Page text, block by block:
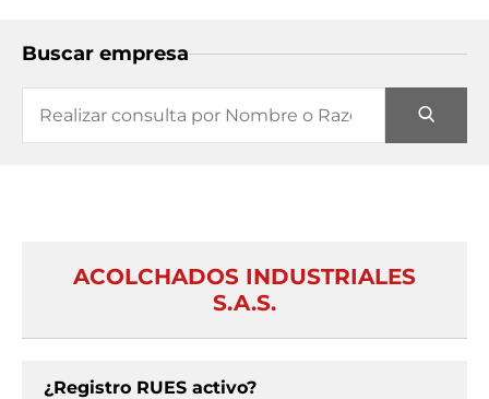
Buscar empresa
ACOLCHADOS INDUSTRIALES
S.A.S.
¿Registro RUES activo?